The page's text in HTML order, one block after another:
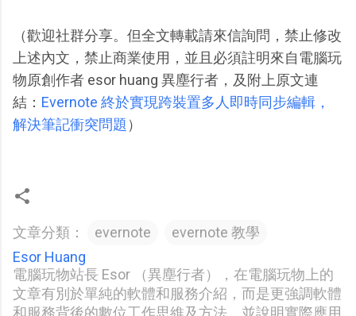
（歡迎社群分享。但全文轉載請來信詢問，禁止修改
上述內文，禁止商業使用，並且必須註明來自電腦玩
物原創作者 esor huang 異塵行者，及附上原文連
結： Evernote 終於實現跨裝置多人即時同步編輯，
解決筆記衝突問題 ）
文章分類： evernote
evernote 教學
Esor Huang
電腦玩物站長 Esor （異塵行者），在電腦玩物上的
文章有別於單純的軟體和服務介紹，而是更強調軟體
和服務背後的數位工作思維及方法，並說明實際應用